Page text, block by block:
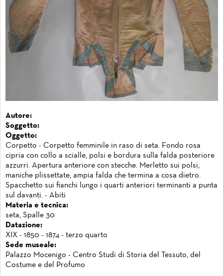
Autore:
Soggetto:
Oggetto:
Corpetto - Corpetto femminile in raso di seta. Fondo rosa
cipria con collo a scialle, polsi e bordura sulla falda posteriore
azzurri. Apertura anteriore con stecche. Merletto sui polsi,
maniche plissettate, ampia falda che termina a cosa dietro.
Spacchetto sui fianchi lungo i quarti anteriori terminanti a punta
sul davanti. - Abiti
Materia e tecnica:
seta, Spalle 30
Datazione:
XIX - 1850 - 1874 - terzo quarto
Sede museale:
Palazzo Mocenigo - Centro Studi di Storia del Tessuto, del
Costume e del Profumo